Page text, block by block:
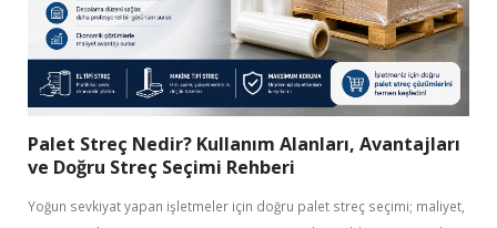
Palet Streç Nedir? Kullanım Alanları, Avantajları
ve Doğru Streç Seçimi Rehberi
Yoğun sevkiyat yapan işletmeler için doğru palet streç seçimi; maliyet,